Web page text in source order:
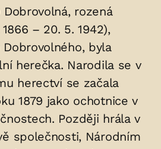
Dobrovolná, rozená
1866 – 20. 5. 1942),
byla
herečka. Narodila se v
herectví se začala
1879 jako ochotnice v
Později hrála v
společnosti, Národním